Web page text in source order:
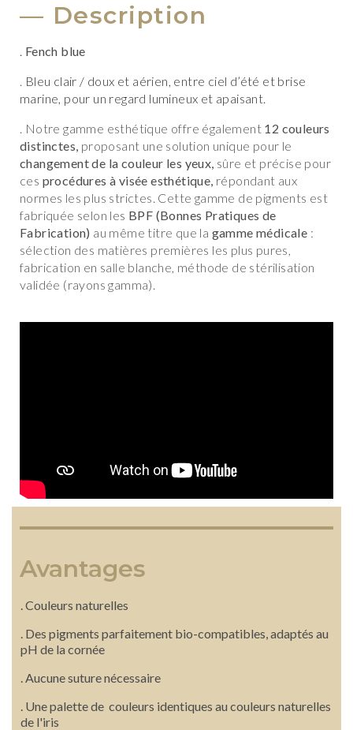
Description
. Fench blue
. Bleu clair / doux et aérien, entre ciel d’été et brise
marine, pour un regard lumineux et apaisant.
. Notre gamme esthétique offre également 12 couleurs
distinctes, proposant une solution unique pour le
changement de la couleur les yeux, sûre et précise pour
ces procédures à visée esthétique, répondant aux
normes les plus strictes. Cette gamme de pigments est
fabriquée selon les BPF (Bonnes Pratiques de
Fabrication) au même titre que la gamme médicale :
sélection des matières premières les plus pures,
fabrication en salle blanche, méthode de stérilisation
validée (rayons gamma).
Avantages
. Couleurs naturelles
. Des pigments parfaitement bio-compatibles, adaptés au
pH de la cornée
. Aucune suture nécessaire
. Une palette de couleurs identiques au couleurs naturelles
de l'iris